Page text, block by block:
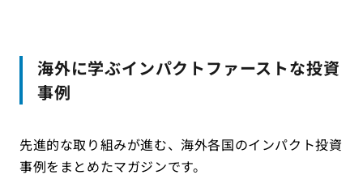
海外に学ぶインパクトファーストな投資
事例
先進的な取り組みが進む、海外各国のインパクト投資
事例をまとめたマガジンです。